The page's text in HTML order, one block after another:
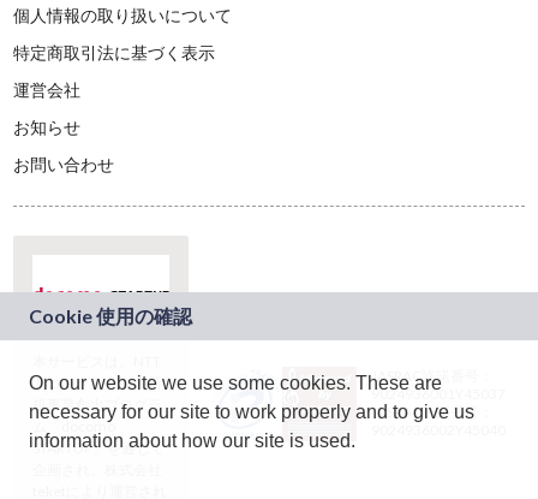
個人情報の取り扱いについて
特定商取引法に基づく表示
運営会社
お知らせ
お問い合わせ
ドコモグループの新
規事業創出プログラ
ム「docomo
STARTUP」を通じて
JASRAC許諾番号：
9024936001Y45037
JASRAC許諾番号：
On our website we use some cookies. These are
necessary for our site to work properly and to give us
information about how our site is used.